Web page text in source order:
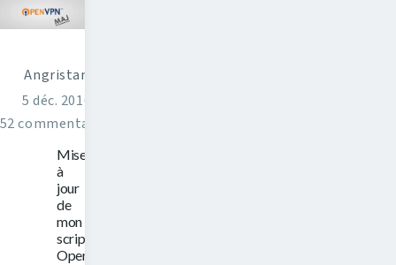
Angristan
5 déc. 2016
52 commentaires
Mise
à
jour
de
mon
script
OpenVPN